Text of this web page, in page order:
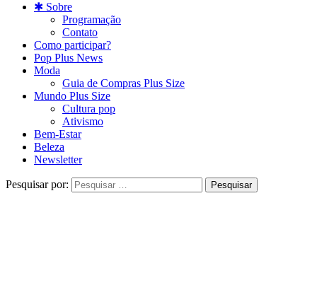
✱ Sobre
Programação
Contato
Como participar?
Pop Plus News
Moda
Guia de Compras Plus Size
Mundo Plus Size
Cultura pop
Ativismo
Bem-Estar
Beleza
Newsletter
Pesquisar por: